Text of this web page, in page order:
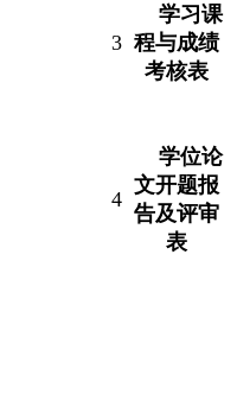
3
学习课
程与成绩
考核表
4
学位论
文开题报
告及评审
表